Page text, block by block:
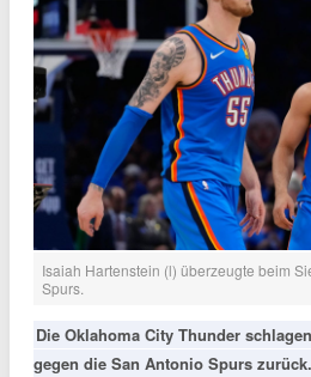
Isaiah Hartenstein (l) überzeugte beim
Spurs.
Die Oklahoma City Thunder
gegen die San Antonio Spurs